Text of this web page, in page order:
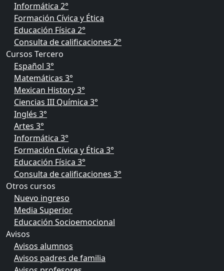
Informática 2°
Formación Cívica y Ética
Educación Física 2°
Consulta de calificaciones 2°
Cursos Tercero
Español 3°
Matemáticas 3°
Mexican History 3°
Ciencias III Química 3°
Inglés 3°
Artes 3°
Informática 3°
Formación Cívica y Ética 3°
Educación Física 3°
Consulta de calificaciones 3°
Otros cursos
Nuevo ingreso
Media Superior
Educación Socioemocional
Avisos
Avisos alumnos
Avisos padres de familia